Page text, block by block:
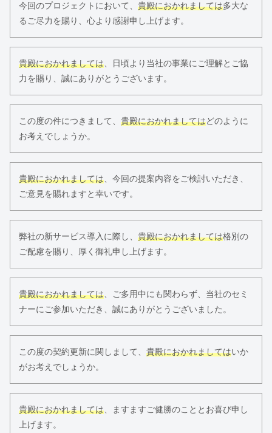
今回のプロジェクトにおいて、 貴殿におかれましては多大な
るご尽力を賜り、心より感謝申し上げます。
貴殿におかれましては 、日頃より当社の事業にご理解とご協
力を賜り、誠にありがとうございます。
この度の件につきまして、 貴殿におかれましてはどのように
お考えでしょうか。
貴殿におかれましては 、今回の提案内容をご検討いただき、
ご意見を賜れますと幸いです。
弊社の新サービス導入に際し、 貴殿におかれましては格別の
ご配慮を賜り、厚く御礼申し上げます。
貴殿におかれましては 、ご多用中にも関わらず、当社のセミ
ナーにご参加いただき、誠にありがとうございました。
この度の契約更新に関しまして、 貴殿におかれましてはいか
がお考えでしょうか。
貴殿におかれましては 、ますますご健勝のこととお喜び申し
上げます。